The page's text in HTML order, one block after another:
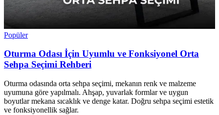
Popüler
Oturma Odası İçin Uyumlu ve Fonksiyonel Orta
Sehpa Seçimi Rehberi
Oturma odasında orta sehpa seçimi, mekanın renk ve malzeme
uyumuna göre yapılmalı. Ahşap, yuvarlak formlar ve uygun
boyutlar mekana sıcaklık ve denge katar. Doğru sehpa seçimi estetik
ve fonksiyonellik sağlar.